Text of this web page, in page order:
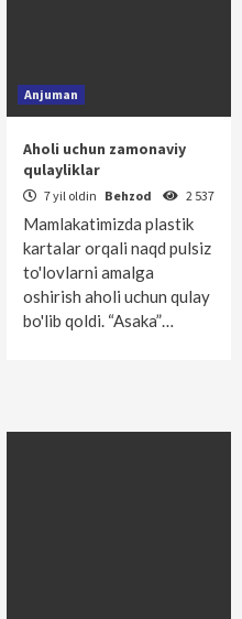
Anjuman
Aholi uchun zamonaviy
qulayliklar
7 yil oldin Behzod 2 537
Mamlakatimizda plastik
kartalar orqali naqd pulsiz
to'lovlarni amalga
oshirish aholi uchun qulay
bo'lib qoldi. “Asaka”…